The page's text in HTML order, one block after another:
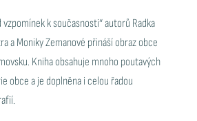
vzpomínek k současnosti“ autorů Radka
a Moniky Zemanové přináší obraz obce
Kniha obsahuje mnoho poutavých
obce a je doplněna i celou řadou